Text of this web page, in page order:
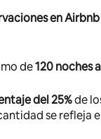
en Airbnb
de120 noches
del 25%de
se refleja